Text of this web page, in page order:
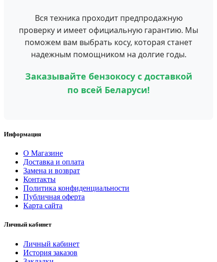
Вся техника проходит предпродажную
проверку и имеет официальную гарантию. Мы
поможем вам выбрать косу, которая станет
надежным помощником на долгие годы.
Заказывайте бензокосу с доставкой
по всей Беларуси!
Информация
О Магазине
Доставка и оплата
Замена и возврат
Контакты
Политика конфиденциальности
Публичная оферта
Карта сайта
Личный кабинет
Личный кабинет
История заказов